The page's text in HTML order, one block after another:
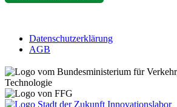
Datenschutzerklärung
AGB